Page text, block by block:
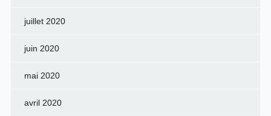
juillet 2020
juin 2020
mai 2020
avril 2020